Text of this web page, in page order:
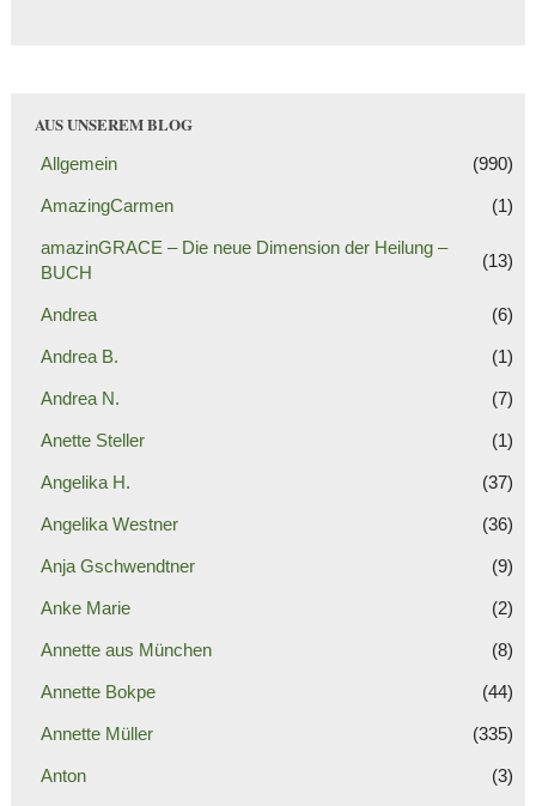
AUS UNSEREM BLOG
Allgemein (990)
AmazingCarmen (1)
amazinGRACE – Die neue Dimension der Heilung –
BUCH
(13)
Andrea (6)
Andrea B. (1)
Andrea N. (7)
Anette Steller (1)
Angelika H. (37)
Angelika Westner (36)
Anja Gschwendtner (9)
Anke Marie (2)
Annette aus München (8)
Annette Bokpe (44)
Annette Müller (335)
Anton (3)